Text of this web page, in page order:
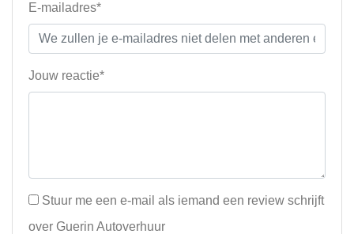
E-mailadres*
Jouw reactie*
Stuur me een e-mail als iemand een review schrijft
over Guerin Autoverhuur